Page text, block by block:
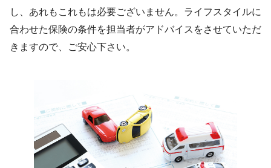
し、あれもこれもは必要ございません。ライフスタイルに
合わせた保険の条件を担当者がアドバイスをさせていただ
きますので、ご安心下さい。